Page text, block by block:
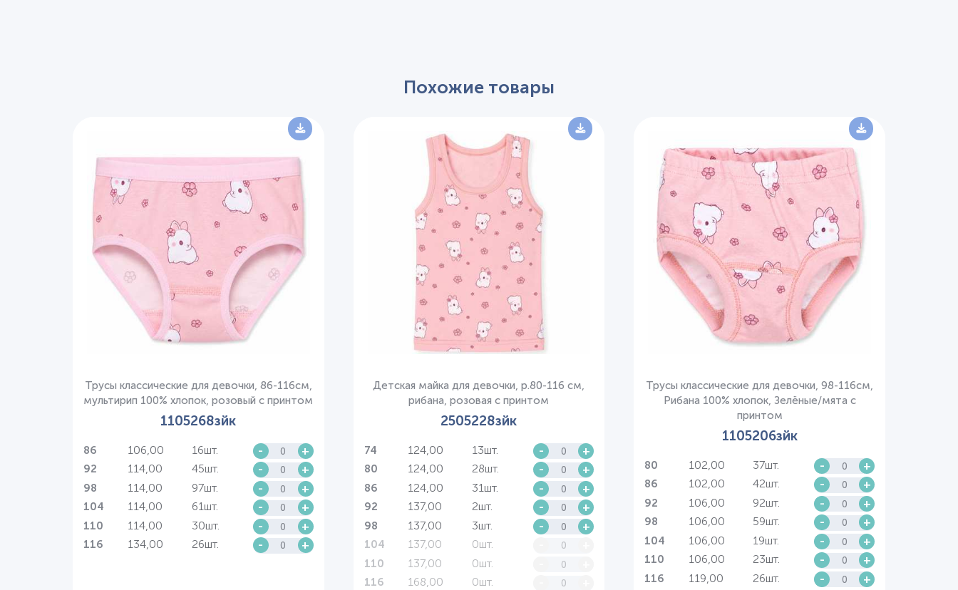
Похожие товары
Трусы классические для девочки, 86-116см,
мультирип 100% хлопок, розовый с принтом
1105268зйк
86 106,00 16шт. - +
92 114,00 45шт. - +
98 114,00 97шт. - +
104 114,00 61шт. - +
110 114,00 30шт. - +
116 134,00 26шт. - +
Детская майка для девочки, р.80-116 см,
рибана, розовая с принтом
2505228зйк
74 124,00 13шт. - +
80 124,00 28шт. - +
86 124,00 31шт. - +
92 137,00 2шт. - +
98 137,00 3шт. - +
104 137,00 0шт.
110 137,00 0шт.
116 168,00 0шт.
Трусы классические для девочки, 98-116см,
Рибана 100% хлопок, Зелёные/мята с
принтом
1105206зйк
80 102,00 37шт. - +
86 102,00 42шт. - +
92 106,00 92шт. - +
98 106,00 59шт. - +
104 106,00 19шт. - +
110 106,00 23шт. - +
116 119,00 26шт. - +